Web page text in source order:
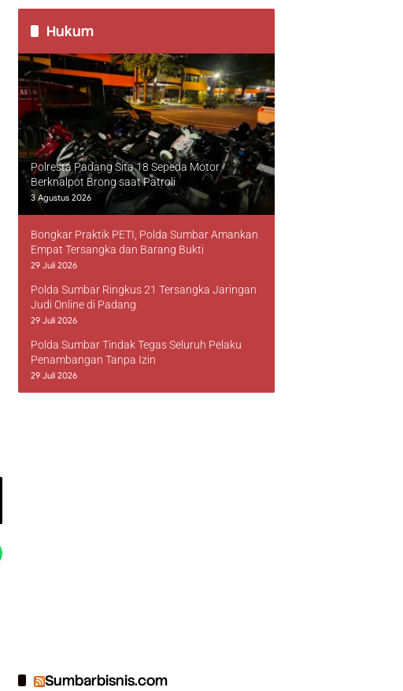
Hukum
Polresta Padang Sita 18 Sepeda Motor
Berknalpot Brong saat Patroli
3 Agustus 2026
Bongkar Praktik PETI, Polda Sumbar Amankan
Empat Tersangka dan Barang Bukti
29 Juli 2026
Polda Sumbar Ringkus 21 Tersangka Jaringan
Judi Online di Padang
29 Juli 2026
Polda Sumbar Tindak Tegas Seluruh Pelaku
Penambangan Tanpa Izin
29 Juli 2026
Sumbarbisnis.com